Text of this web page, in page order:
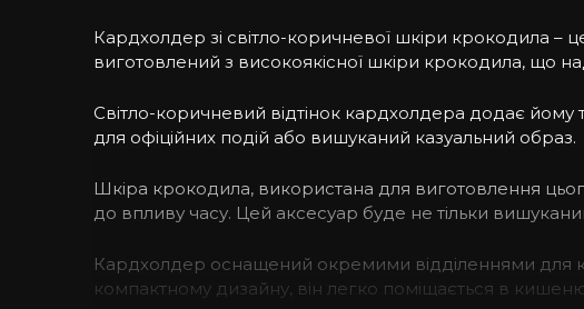
Кардхолдер зі світло-коричневої шкіри крокодила
виготовлений з високоякісної шкіри крокодила, що
Світло-коричневий відтінок кардхолдера додає йому
для офіційних подій або вишуканий казуальний образ.
Шкіра крокодила, використана для виготовлення
до впливу часу. Цей аксесуар буде не тільки
Кардхолдер оснащений окремими відділеннями для
компактному дизайну, він легко поміщається в